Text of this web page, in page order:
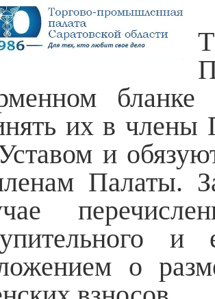
бланке
их в члены
и
Палаты.
и
о